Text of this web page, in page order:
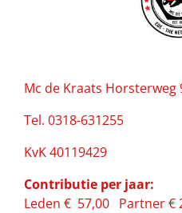
Mc de Kraats Horsterweg
Tel. 0318-631255
KvK 40119429
Contributie per jaar:
Leden € 57,00 Partner €